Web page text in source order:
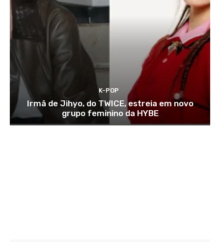
K-POP
Irmã de Jihyo, do TWICE, estreia em novo
grupo feminino da HYBE